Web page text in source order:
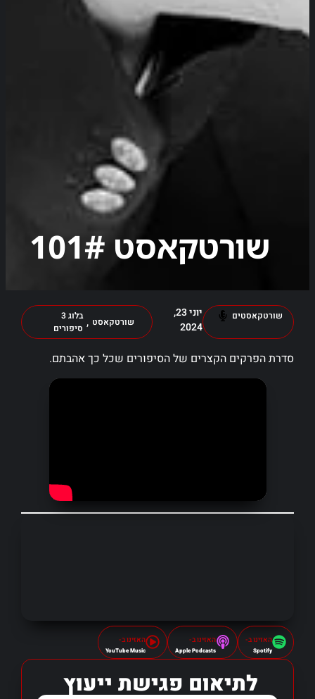
שורטקאסט 101#
לתיאום פגישת ייעוץ
שורטקאסטים
יוני 23,
2024
בלוג 3
סיפורים , שורטקאסט
סדרת הפרקים הקצרים של הסיפורים שכל כך אהבתם.
האזינו ב-
Spotify
האזינו ב-
Apple Podcasts
האזינו ב-
YouTube Music